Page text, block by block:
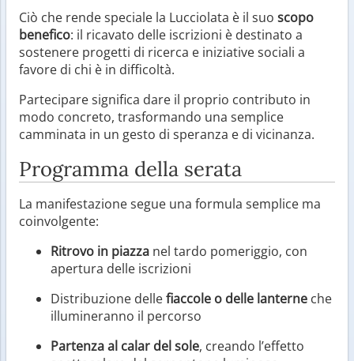
Ciò che rende speciale la Lucciolata è il suo scopo
benefico: il ricavato delle iscrizioni è destinato a
sostenere progetti di ricerca e iniziative sociali a
favore di chi è in difficoltà.
Partecipare significa dare il proprio contributo in
modo concreto, trasformando una semplice
camminata in un gesto di speranza e di vicinanza.
Programma della serata
La manifestazione segue una formula semplice ma
coinvolgente:
Ritrovo in piazza nel tardo pomeriggio, con
apertura delle iscrizioni
Distribuzione dellefiaccole o delle lanterne che
illumineranno il percorso
Partenza al calar del sole, creando l’effetto